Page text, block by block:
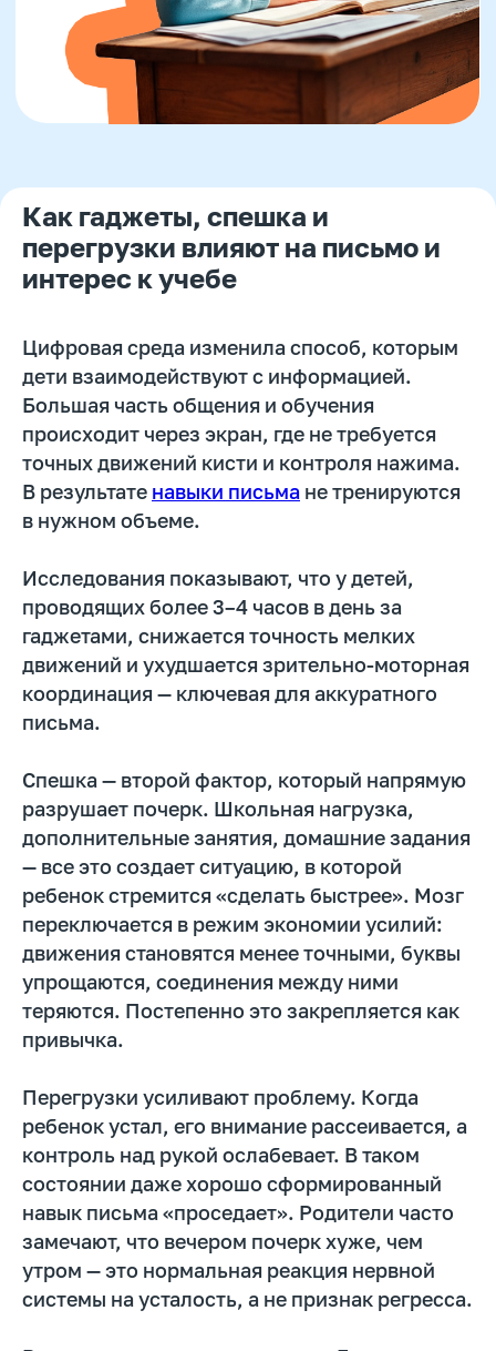
Как гаджеты, спешка и
перегрузки влияют на письмо и
интерес к учебе
Цифровая среда изменила способ, которым
дети взаимодействуют с информацией.
Большая часть общения и обучения
происходит через экран, где не требуется
точных движений кисти и контроля нажима.
В результате навыки письма не тренируются
в нужном объеме.
Исследования показывают, что у детей,
проводящих более 3–4 часов в день за
гаджетами, снижается точность мелких
движений и ухудшается зрительно-моторная
координация — ключевая для аккуратного
письма.
Спешка — второй фактор, который напрямую
разрушает почерк. Школьная нагрузка,
дополнительные занятия, домашние задания
— все это создает ситуацию, в которой
ребенок стремится «сделать быстрее». Мозг
переключается в режим экономии усилий:
движения становятся менее точными, буквы
упрощаются, соединения между ними
теряются. Постепенно это закрепляется как
привычка.
Перегрузки усиливают проблему. Когда
ребенок устал, его внимание рассеивается, а
контроль над рукой ослабевает. В таком
состоянии даже хорошо сформированный
навык письма «проседает». Родители часто
замечают, что вечером почерк хуже, чем
утром — это нормальная реакция нервной
системы на усталость, а не признак регресса.